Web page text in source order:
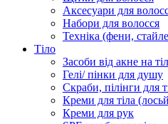
Аксесуари для
Набори для волосся
Техніка (фени,
Тіло
Засоби від акне на
Гелі/ пінки для душу
Скраби, пілінги для
Креми для тіла
Креми для рук